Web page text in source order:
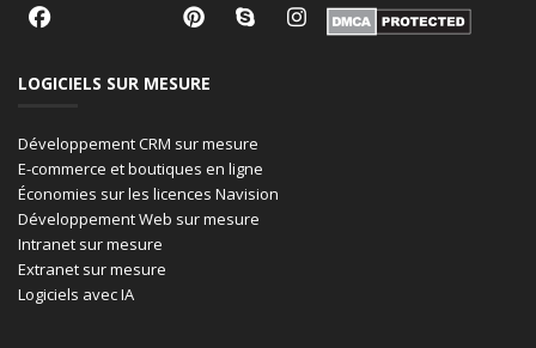
LOGICIELS SUR MESURE
Développement CRM sur mesure
E-commerce et boutiques en ligne
Économies sur les licences Navision
Développement Web sur mesure
Intranet sur mesure
Extranet sur mesure
Logiciels avec IA